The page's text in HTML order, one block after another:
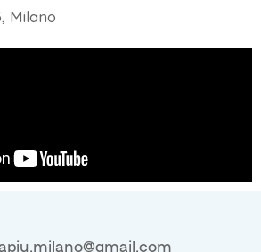
Milano